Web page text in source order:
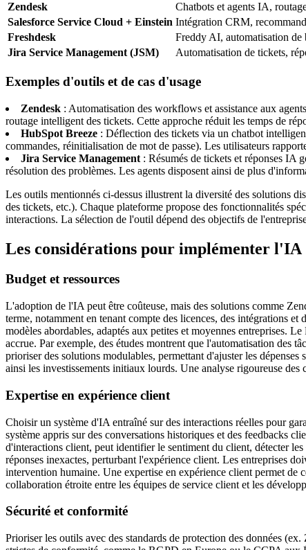
Zendesk
Chatbots et agents IA,
Salesforce Service Cloud + Einstein Intégration CRM,
Freshdesk
Freddy AI, automatisation de
Jira Service Management (JSM)
Automatisation de tickets,
Exemples d'outils et de cas d'usage
Zendesk : Automatisation des workflows et assistance aux
routage intelligent des tickets. Cette approche réduit les temps de
HubSpot Breeze : Déflection des tickets via un chatbot
commandes, réinitialisation de mot de passe). Les utilisateurs
Jira Service Management : Résumés de tickets et réponses IA
résolution des problèmes. Les agents disposent ainsi de plus
Les outils mentionnés ci-dessus illustrent la diversité des solutions
des tickets, etc.). Chaque plateforme propose des fonctionnalités
interactions. La sélection de l'outil dépend des objectifs de
Les considérations pour implémenter l'IA
Budget et ressources
L'adoption de l'IA peut être coûteuse, mais des solutions comme
terme, notamment en tenant compte des licences, des intégrations
modèles abordables, adaptés aux petites et moyennes entreprises.
accrue. Par exemple, des études montrent que l'automatisation des
prioriser des solutions modulables, permettant d'ajuster les
ainsi les investissements initiaux lourds. Une analyse rigoureuse
Expertise en expérience client
Choisir un système d'IA entraîné sur des interactions réelles pour
système appris sur des conversations historiques et des feedbacks
d'interactions client, peut identifier le sentiment du client, détecter
réponses inexactes, perturbant l'expérience client. Les entreprises
intervention humaine. Une expertise en expérience client permet de
collaboration étroite entre les équipes de service client et les
Sécurité et conformité
Prioriser les outils avec des standards de protection des données